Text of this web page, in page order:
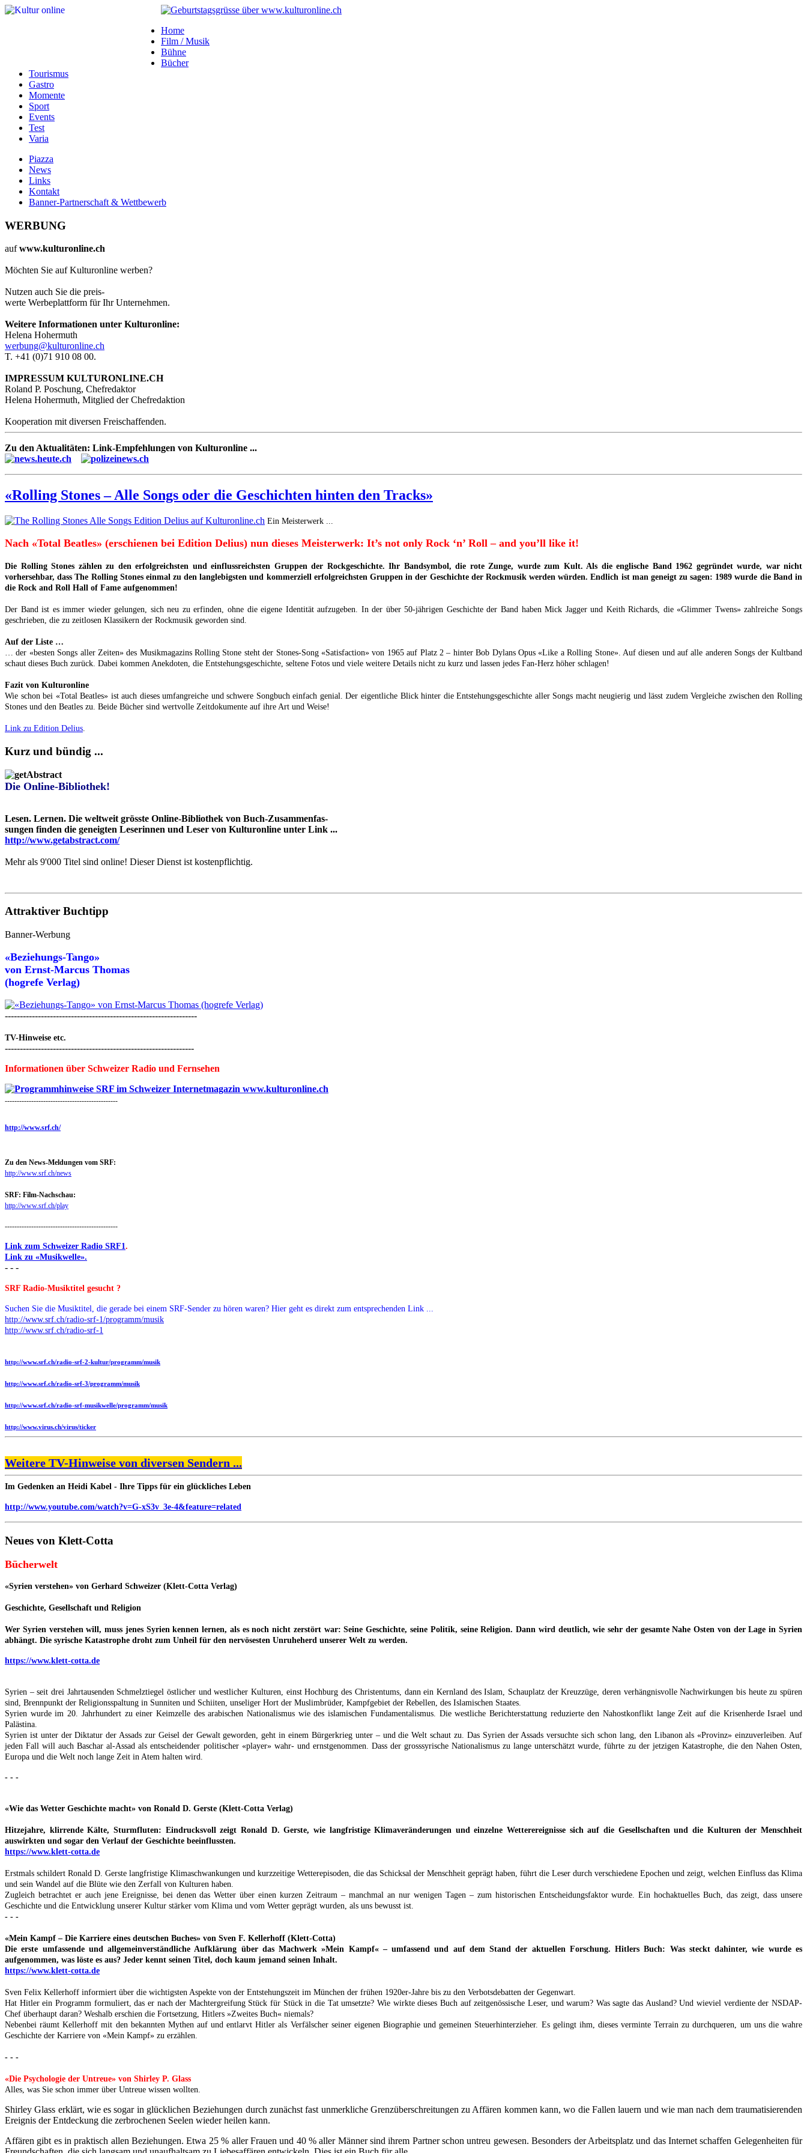
Home
Film / Musik
Bühne
Bücher
Tourismus
Gastro
Momente
Sport
Events
Test
Varia
Piazza
News
Links
Kontakt
Banner-Partnerschaft & Wettbewerb
WERBUNG
aufwww.kulturonline.ch
Möchten Sie auf Kulturonline werben?
Nutzen auch Sie die preis-
werte Werbeplattform für Ihr Unternehmen.
Weitere Informationen unter Kulturonline:
Helena Hohermuth
werbung@kulturonline.ch
T. +41 (0)71 910 08 00.
IMPRESSUM KULTURONLINE.CH
Roland P. Poschung, Chefredaktor
Helena Hohermuth, Mitglied der Chefredaktion
Kooperation mit diversen Freischaffenden.
Zu den Aktualitäten: Link-Empfehlungen von Kulturonline ...
«Rolling Stones – Alle Songs oder die Geschichten hinten den Tracks»
Ein Meisterwerk ...
Nach «Total Beatles» (erschienen bei Edition Delius) nun dieses Meisterwerk: It’s not only Rock ‘n’ Roll – and you’ll like it!
Die Rolling Stones zählen zu den erfolgreichsten und einflussreichsten Gruppen der Rockgeschichte. Ihr Bandsymbol, die rote Zunge, wurde zum Kult. Als die englische Band 1962 gegründet wurde, war nicht
vorhersehbar, dass The Rolling Stones einmal zu den langlebigsten und kommerziell erfolgreichsten Gruppen in der Geschichte der Rockmusik werden würden. Endlich ist man geneigt zu sagen: 1989 wurde die Band in
die Rock and Roll Hall of Fame aufgenommen!
Der Band ist es immer wieder gelungen, sich neu zu erfinden, ohne die eigene Identität aufzugeben. In der über 50-jährigen Geschichte der Band haben Mick Jagger und Keith Richards, die «Glimmer Twens» zahlreiche Songs
geschrieben, die zu zeitlosen Klassikern der Rockmusik geworden sind.
Auf der Liste …
… der «besten Songs aller Zeiten» des Musikmagazins Rolling Stone steht der Stones-Song «Satisfaction» von 1965 auf Platz 2 – hinter Bob Dylans Opus «Like a Rolling Stone». Auf diesen und auf alle anderen Songs der Kultband
schaut dieses Buch zurück. Dabei kommen Anekdoten, die Entstehungsgeschichte, seltene Fotos und viele weitere Details nicht zu kurz und lassen jedes Fan-Herz höher schlagen!
Fazit von Kulturonline
Wie schon bei «Total Beatles» ist auch dieses umfangreiche und schwere Songbuch einfach genial. Der eigentliche Blick hinter die Entstehungsgeschichte aller Songs macht neugierig und lässt zudem Vergleiche zwischen den Rolling
Stones und den Beatles zu. Beide Bücher sind wertvolle Zeitdokumente auf ihre Art und Weise!
Link zu Edition Delius.
Kurz und bündig ...
Die Online-Bibliothek!
Lesen. Lernen. Die weltweit grösste Online-Bibliothek von Buch-Zusammenfas-
sungen finden die geneigten Leserinnen und Leser von Kulturonline unter Link ...
http://www.getabstract.com/
Mehr als 9'000 Titel sind online! Dieser Dienst ist kostenpflichtig.
Attraktiver Buchtipp
Banner-Werbung
«Beziehungs-Tango»
von Ernst-Marcus Thomas
(hogrefe Verlag)
----------------------------------------------------------------
TV-Hinweise etc.
---------------------------------------------------------------
Informationen über Schweizer Radio und Fernsehen
-----------------------------------------------
http://www.srf.ch/
Zu den News-Meldungen vom SRF:
http://www.srf.ch/news
SRF: Film-Nachschau:
http://www.srf.ch/play
-----------------------------------------------
Link zum Schweizer Radio SRF1 .
Link zu «Musikwelle».
- - -
SRF Radio-Musiktitel gesucht ?
Suchen Sie die Musiktitel, die gerade bei einem SRF-Sender zu hören waren? Hier geht es direkt zum entsprechenden Link ...
http://www.srf.ch/radio-srf-1/programm/musik
http://www.srf.ch/radio-srf-1
http://www.srf.ch/radio-srf-2-kultur/programm/musik
http://www.srf.ch/radio-srf-3/programm/musik
http://www.srf.ch/radio-srf-musikwelle/programm/musik
http://www.virus.ch/virus/ticker
Weitere TV-Hinweise von diversen Sendern ...
Im Gedenken an Heidi Kabel - Ihre Tipps für ein glückliches Leben
http://www.youtube.com/watch?v=G-xS3v_3e-4&feature=related
Neues von Klett-Cotta
Bücherwelt
«Syrien verstehen» von Gerhard Schweizer (Klett-Cotta Verlag)
Geschichte, Gesellschaft und Religion
Wer Syrien verstehen will, muss jenes Syrien kennen lernen, als es noch nicht zerstört war: Seine Geschichte, seine Politik, seine Religion. Dann wird deutlich, wie sehr der gesamte Nahe Osten von der Lage in Syrien
abhängt. Die syrische Katastrophe droht zum Unheil für den nervösesten Unruheherd unserer Welt zu werden.
https://www.klett-cotta.de
Syrien – seit drei Jahrtausenden Schmelztiegel östlicher und westlicher Kulturen, einst Hochburg des Christentums, dann ein Kernland des Islam, Schauplatz der Kreuzzüge, deren verhängnisvolle Nachwirkungen bis heute zu spüren
sind, Brennpunkt der Religionsspaltung in Sunniten und Schiiten, unseliger Hort der Muslimbrüder, Kampfgebiet der Rebellen, des Islamischen Staates.
Syrien wurde im 20. Jahrhundert zu einer Keimzelle des arabischen Nationalismus wie des islamischen Fundamentalismus. Die westliche Berichterstattung reduzierte den Nahostkonflikt lange Zeit auf die Krisenherde Israel und
Palästina.
Syrien ist unter der Diktatur der Assads zur Geisel der Gewalt geworden, geht in einem Bürgerkrieg unter – und die Welt schaut zu. Das Syrien der Assads versuchte sich schon lang, den Libanon als «Provinz» einzuverleiben. Auf
jeden Fall will auch Baschar al-Assad als entscheidender politischer «player» wahr- und ernstgenommen. Dass der grosssyrische Nationalismus zu lange unterschätzt wurde, führte zu der jetzigen Katastrophe, die den Nahen Osten,
Europa und die Welt noch lange Zeit in Atem halten wird.
- - -
«Wie das Wetter Geschichte macht» von Ronald D. Gerste (Klett-Cotta Verlag)
Hitzejahre, klirrende Kälte, Sturmfluten: Eindrucksvoll zeigt Ronald D. Gerste, wie langfristige Klimaveränderungen und einzelne Wetterereignisse sich auf die Gesellschaften und die Kulturen der Menschheit
auswirkten und sogar den Verlauf der Geschichte beeinflussten.
https://www.klett-cotta.de
Erstmals schildert Ronald D. Gerste langfristige Klimaschwankungen und kurzzeitige Wetterepisoden, die das Schicksal der Menschheit geprägt haben, führt die Leser durch verschiedene Epochen und zeigt, welchen Einfluss das Klima
und sein Wandel auf die Blüte wie den Zerfall von Kulturen haben.
Zugleich betrachtet er auch jene Ereignisse, bei denen das Wetter über einen kurzen Zeitraum – manchmal an nur wenigen Tagen – zum historischen Entscheidungsfaktor wurde. Ein hochaktuelles Buch, das zeigt, dass unsere
Geschichte und die Entwicklung unserer Kultur stärker vom Klima und vom Wetter geprägt wurden, als uns bewusst ist.
- - -
«Mein Kampf – Die Karriere eines deutschen Buches» von Sven F. Kellerhoff (Klett-Cotta)
Die erste umfassende und allgemeinverständliche Aufklärung über das Machwerk »Mein Kampf« – umfassend und auf dem Stand der aktuellen Forschung. Hitlers Buch: Was steckt dahinter, wie wurde es
aufgenommen, was löste es aus? Jeder kennt seinen Titel, doch kaum jemand seinen Inhalt.
https://www.klett-cotta.de
Sven Felix Kellerhoff informiert über die wichtigsten Aspekte von der Entstehungszeit im München der frühen 1920er-Jahre bis zu den Verbotsdebatten der Gegenwart.
Hat Hitler ein Programm formuliert, das er nach der Machtergreifung Stück für Stück in die Tat umsetzte? Wie wirkte dieses Buch auf zeitgenössische Leser, und warum? Was sagte das Ausland? Und wieviel verdiente der NSDAP-
Chef überhaupt daran? Weshalb erschien die Fortsetzung, Hitlers »Zweites Buch« niemals?
Nebenbei räumt Kellerhoff mit den bekannten Mythen auf und entlarvt Hitler als Verfälscher seiner eigenen Biographie und gemeinen Steuerhinterzieher. Es gelingt ihm, dieses verminte Terrain zu durchqueren, um uns die wahre
Geschichte der Karriere von «Mein Kampf» zu erzählen.
- - -
«Die Psychologie der Untreue» von Shirley P. Glass
Alles, was Sie schon immer über Untreue wissen wollten.
Shirley Glass erklärt, wie es sogar in glücklichen Beziehungen durch zunächst fast unmerkliche Grenzüberschreitungen zu Affären kommen kann, wo die Fallen lauern und wie man nach dem traumatisierenden
Ereignis der Entdeckung die zerbrochenen Seelen wieder heilen kann.
Affären gibt es in praktisch allen Beziehungen. Etwa 25 % aller Frauen und 40 % aller Männer sind ihrem Partner schon untreu gewesen. Besonders der Arbeitsplatz und das Internet schaffen Gelegenheiten für